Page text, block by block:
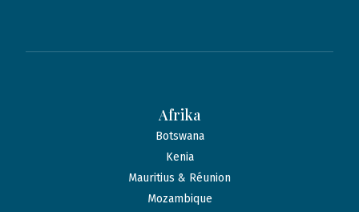
Afrika
Botswana
Kenia
Mauritius & Réunion
Mozambique